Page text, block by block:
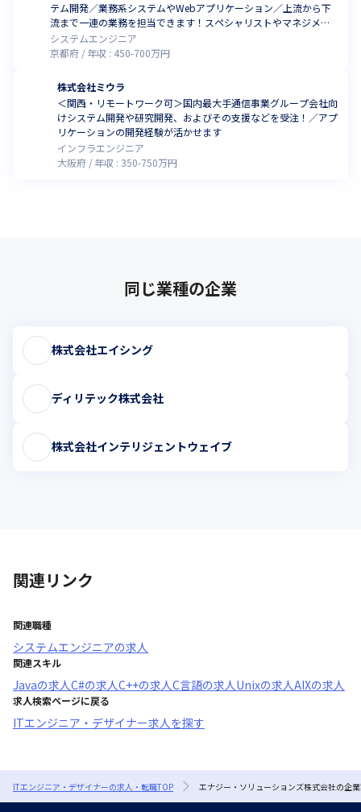
テム開発／業務系システムやWebアプリケーション／上流から下
流まで一連の業務を担当できます！スペシャリストやマネジメン
トのキャリア形成可能
システムエンジニア
京都府
年収 : 450-700万円
株式会社ミウラ
＜関西・リモートワーク可＞国内最大手通信事業グループ会社向
けシステム開発や研究開発、およびその支援などを受注！／アプ
リケーションの開発経験が活かせます
インフラエンジニア
大阪府
年収 : 350-750万円
同じ業種の企業
株式会社エイシング
ディリテック株式会社
株式会社インテリジェントウェイブ
関連リンク
関連職種
システムエンジニアの求人
関連スキル
Javaの求人C#の求人C++の求人C言語の求人 Unixの求人AIXの求人
求人検索ページに戻る
ITエンジニア・デザイナー求人を探す
ITエンジニア・デザイナーの求人・転職TOP エナジー・ソリューションズ株式会社の企